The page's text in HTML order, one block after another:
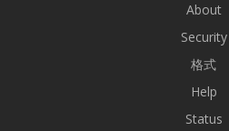
About
Security
格式
Help
Status